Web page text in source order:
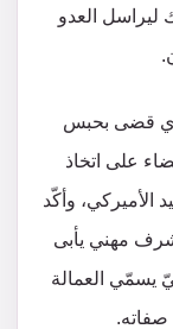
ليراسل العدو
قضى بحبس
على اتخاذ
وأكّد
مهني يأبى
يسمّي العمالة